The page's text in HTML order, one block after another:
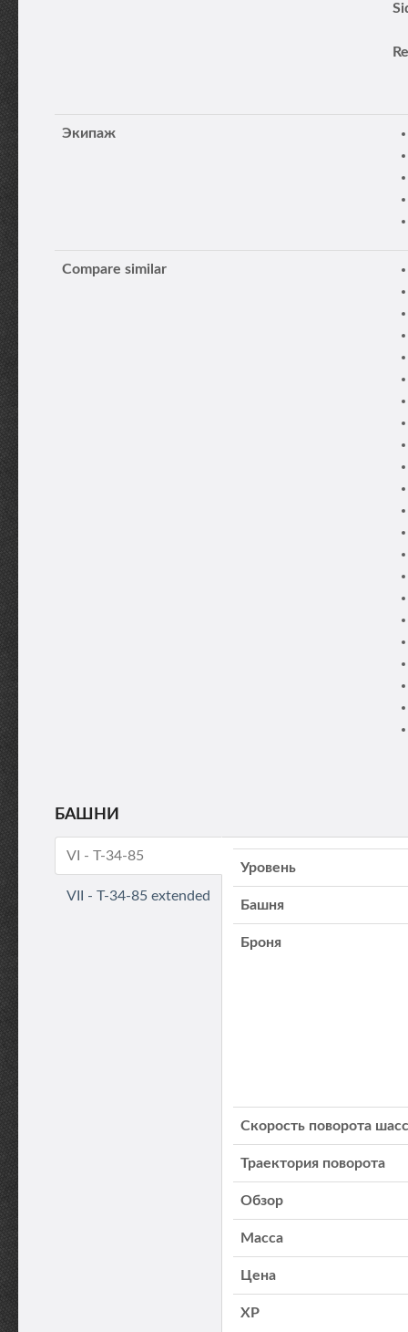
Экипаж
Compare similar
БАШНИ
VI - T-34-85
VII - T-34-85 extended
Уровень
Башня
Броня
Скорость поворота
Траектория поворота
Обзор
Масса
Цена
XP